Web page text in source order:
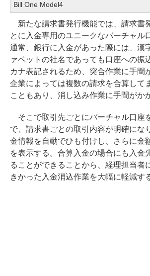
Bill One Model4
新たな請求書発行機能では、請求書
とに入金専用のユニークなバーチャル
通常、銀行に入金があった際には、漢
ァベットの社名であっても口座への振
カナ表記されるため、突合作業に手間
企業によっては複数の請求を合算して
こともあり、消し込み作業に手間がか
そこで取引先ごとにバーチャル口座
で、請求書ごとの取引内容が明確にな
金情報を自動でひも付けし、さらに金
を表示する。合算入金の場合にも入金
ることができることから、経理担当者
きかった入金消込作業を大幅に軽減す